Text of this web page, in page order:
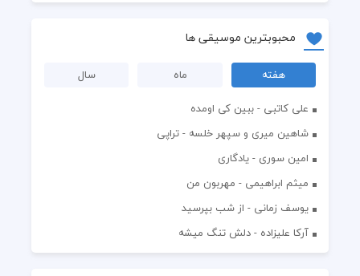
محبوبترین موسیقی ها
هفته ماه
سال
علی کاتبی - ببین کی اومده
شاهین میری و سپهر خلسه - تراپی
امین سوری - یادگاری
میثم ابراهیمی - مهربون من
یوسف زمانی - از شب بپرسید
آرکا علیزاده - دلش تنگ میشه